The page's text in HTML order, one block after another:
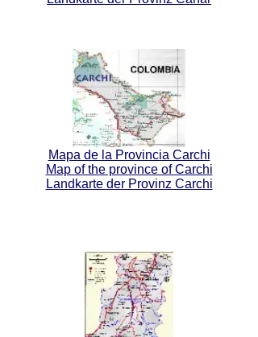
Mapa de la Provincia Carchi
Map of the province of Carchi
Landkarte der Provinz Carchi